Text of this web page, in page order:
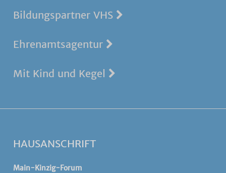
Bildungspartner VHS
Ehrenamtsagentur
Mit Kind und Kegel
HAUSANSCHRIFT
Main-Kinzig-Forum